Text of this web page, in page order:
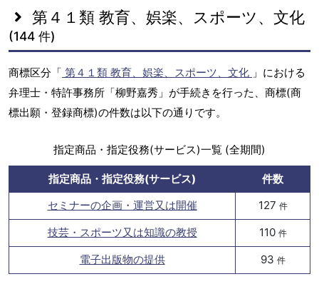
第４１類 教育、娯楽、スポーツ、文化
(144 件)
商標区分「 第４１類 教育、娯楽、スポーツ、文化 」における
弁理士・特許事務所「柳野嘉秀」が手続きを行った、商標(商
標出願・登録商標)の件数は以下の通りです。
指定商品・指定役務(サービス)一覧 (全期間)
指定商品・指定役務(サービス)
件数
セミナーの企画・運営又は開催
127 件
技芸・スポーツ又は知識の教授 110 件
電子出版物の提供 93 件